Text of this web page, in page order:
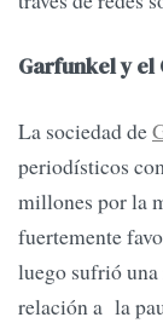
Garfunkel y el
La sociedad de
periodísticos
millones por la
fuertemente
luego sufrió
relación a la